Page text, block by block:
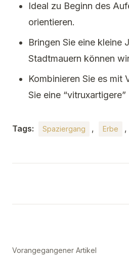
Ideal zu Beginn des
orientieren.
Bringen Sie eine kleine
Stadtmauern können
Kombinieren Sie es mit
Sie eine
Tags: Spaziergang , Erbe ,
Vorangegangener Artikel